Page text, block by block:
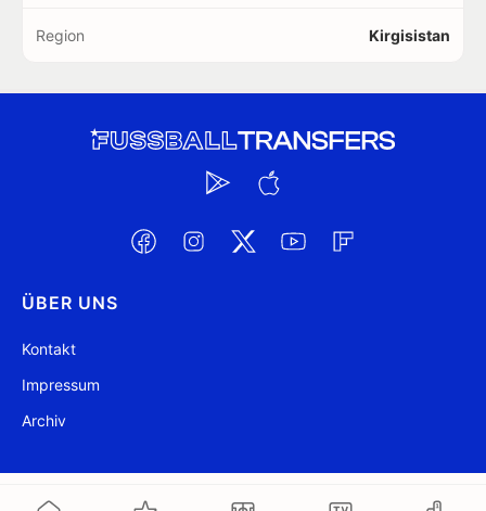
Region Kirgisistan
ÜBER UNS
Kontakt
Impressum
Archiv